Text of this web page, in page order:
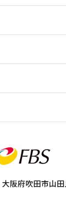
大阪府吹田市山